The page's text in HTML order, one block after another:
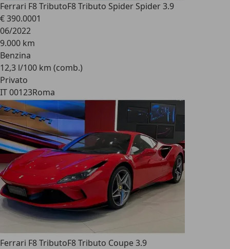
Ferrari F8 TributoF8 Tributo Spider Spider 3.9
€ 390.0001
06/2022
9.000 km
Benzina
12,3 l/100 km (comb.)
Privato
IT 00123Roma
Ferrari F8 TributoF8 Tributo Coupe 3.9